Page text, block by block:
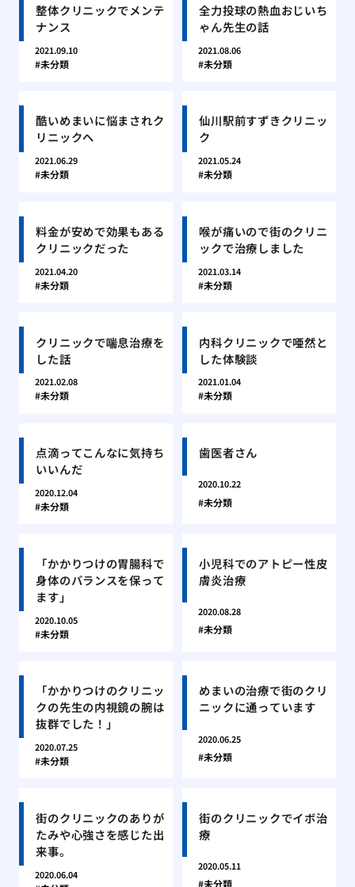
整体クリニックでメンテ
ナンス
2021.09.10
未分類
全力投球の熱血おじいち
ゃん先生の話
2021.08.06
未分類
酷いめまいに悩まされク
リニックへ
2021.06.29
未分類
仙川駅前すずきクリニッ
ク
2021.05.24
未分類
料金が安めで効果もある
クリニックだった
2021.04.20
未分類
喉が痛いので街のクリニ
ックで治療しました
2021.03.14
未分類
クリニックで喘息治療を
した話
2021.02.08
未分類
内科クリニックで唖然と
した体験談
2021.01.04
未分類
点滴ってこんなに気持ち
いいんだ
2020.12.04
未分類
歯医者さん
2020.10.22
未分類
「かかりつけの胃腸科で
身体のバランスを保って
ます」
2020.10.05
未分類
小児科でのアトピー性皮
膚炎治療
2020.08.28
未分類
「かかりつけのクリニッ
クの先生の内視鏡の腕は
抜群でした！」
2020.07.25
未分類
めまいの治療で街のクリ
ニックに通っています
2020.06.25
未分類
街のクリニックのありが
たみや心強さを感じた出
来事。
2020.06.04
街のクリニックでイボ治
療
2020.05.11
未分類